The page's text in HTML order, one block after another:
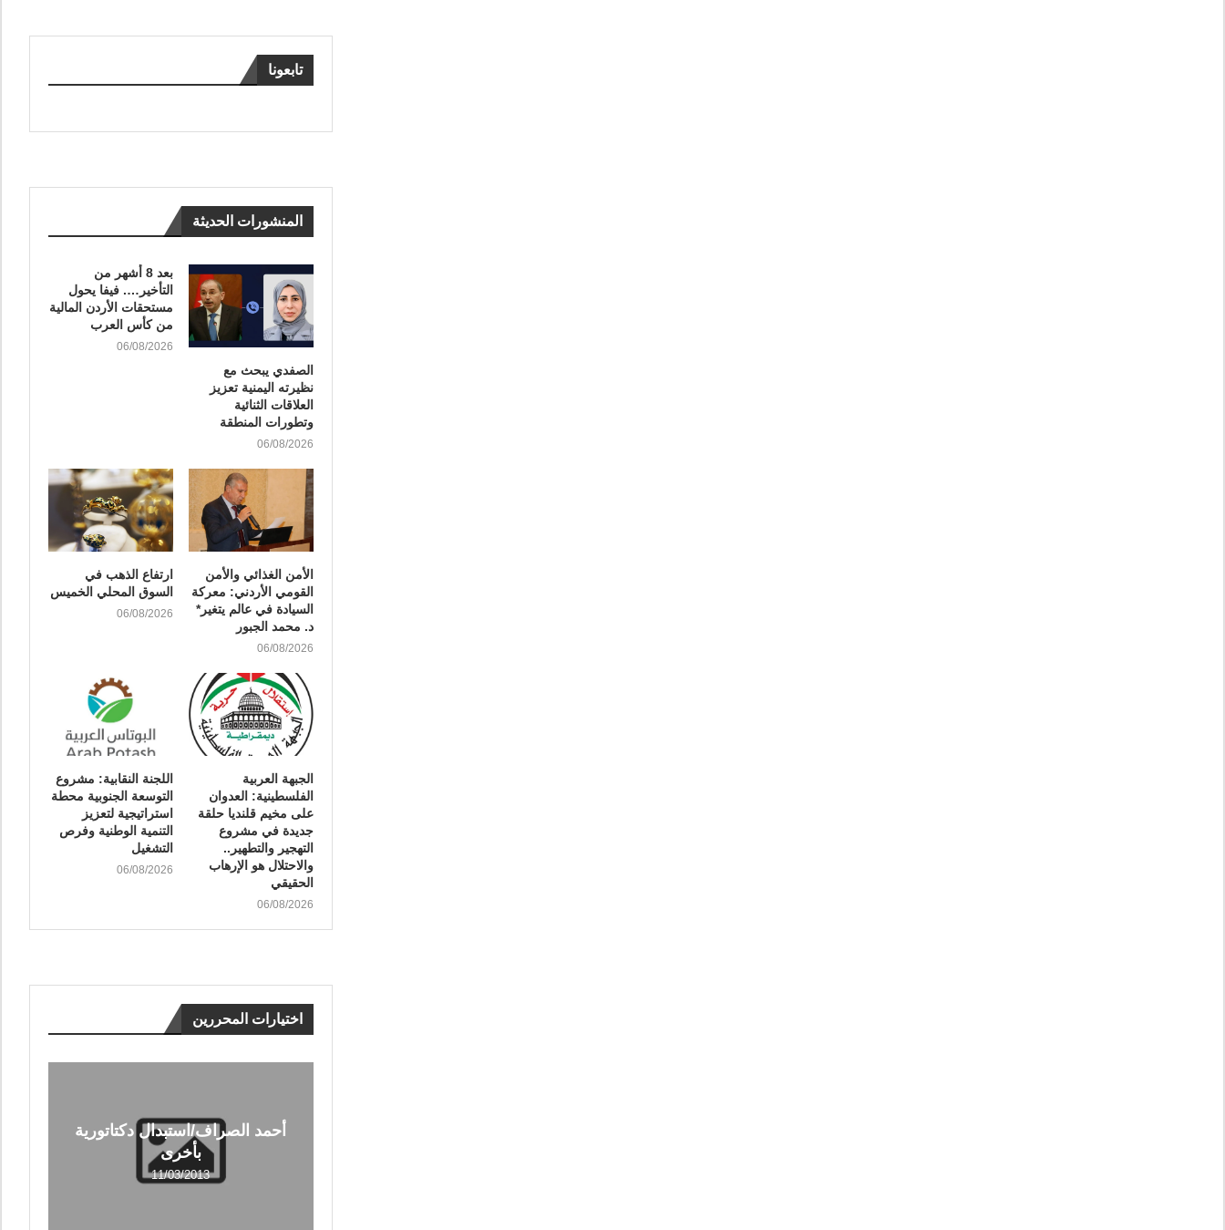
تابعونا
المنشورات الحديثة
الصفدي يبحث مع
نظيرته اليمنية تعزيز
العلاقات الثنائية
وتطورات المنطقة
06/08/2026
بعد 8 أشهر من
التأخير…. فيفا يحول
مستحقات الأردن المالية
من كأس العرب
06/08/2026
الأمن الغذائي والأمن
القومي الأردني: معركة
السيادة في عالم يتغير*
د. محمد الجبور
06/08/2026
ارتفاع الذهب في
السوق المحلي الخميس
06/08/2026
الجبهة العربية
الفلسطينية: العدوان
على مخيم قلنديا حلقة
جديدة في مشروع
التهجير والتطهير..
والاحتلال هو الإرهاب
الحقيقي
06/08/2026
اللجنة النقابية: مشروع
التوسعة الجنوبية محطة
استراتيجية لتعزيز
التنمية الوطنية وفرص
التشغيل
06/08/2026
اختيارات المحررين
أحمد الصراف/استبدال دكتاتورية
بأخرى
11/03/2013